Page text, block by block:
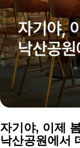
자기야, 이제
낙산공원에서